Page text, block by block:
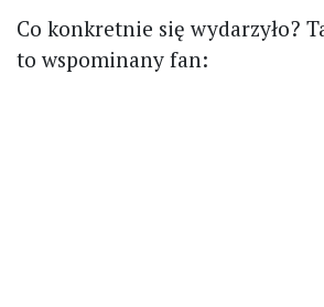
Co konkretnie się wydarzyło?
to wspominany fan: